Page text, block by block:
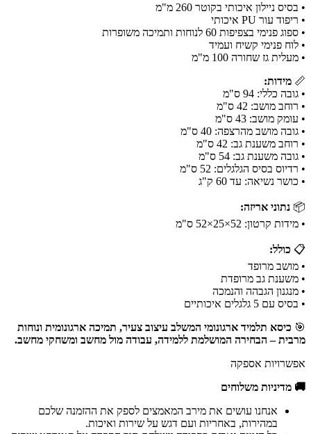
• בסיס ניילון איכותי בקוטר 260 מ"מ
• ריפוד עור PU איכותי
• ספוג פנימי בצפיפות 60 לנוחות ותמיכה משופרות
• לוח פנימי קשיח ועמיד
• מעלית גז שחורה 100 מ"מ
📏 מידות:
• גובה כללי: 94 ס"מ
• רוחב מושב: 42 ס"מ
• עומק מושב: 43 ס"מ
• גובה מושב מהרצפה: 40 ס"מ
• רוחב משענת גב: 42 ס"מ
• גובה משענת גב: 54 ס"מ
• רדיוס בסיס הגלגלים: 52 ס"מ
• כושר נשיאה: עד 60 ק"ג
📦 נתוני אריזה:
• מידות קרטון: 52×25×52 ס"מ
📋 כולל:
• מושב מרופד
• משענת גב מרופדת
• מנגנון הגבהה והנמכה
• בסיס עם 5 גלגלים איכותיים
🎯 כיסא תלמיד ארגונומי המשלב עיצוב צעיר, תמיכה ארגונומית ונוחות
מרבית – הבחירה המושלמת ללמידה, עבודה מול מחשב ומשחקי מחשב.
אפשרויות אספקה
🚚 מדיניות משלוחים
אנחנו עושים את מירב המאמצים לספק את ההזמנה שלכם
במהירות, באחריות ועם דגש על שירות ואיכות.